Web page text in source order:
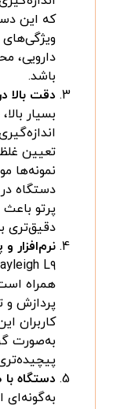
که این
ویژگی‌های
دارویی،
باشد.
دقت بالا
بسیار
تعیین
نمونه‌ها
دستگاه
پرتو
دقیق‌تری
نرم‌افزار
همراه
پردازش و
کاربران
به‌صورت
دستگاه
به‌گونه‌ای